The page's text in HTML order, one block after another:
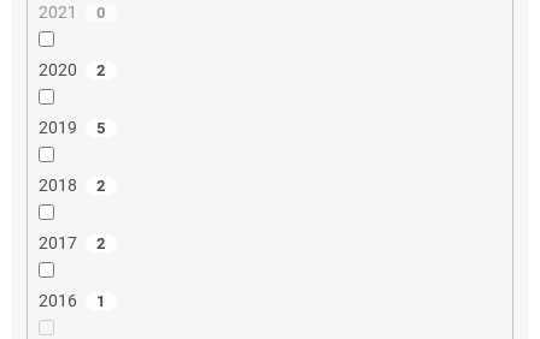
2021 0
2020 2
2019 5
2018 2
2017 2
2016 1